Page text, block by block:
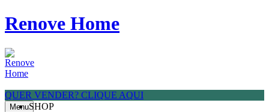
Renove Home
SHOP
QUER VENDER? CLIQUE AQUI
Menu